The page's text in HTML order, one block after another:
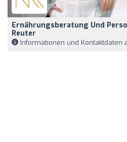
Ernährungsberatung Und
Reuter
Informationen und Kontaktdaten